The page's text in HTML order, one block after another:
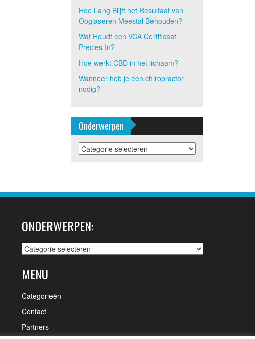
Hoe Lang Blijft het Resultaat van
Ooglaseren Meestal Behouden?
Wat Houdt een VCA Certificaat
Precies In?
Hoe werkt CBD in het lichaam?
Wanneer heb je een chiropractor
nodig?
Onderwerpen
Onderwerpen
ONDERWERPEN:
Onderwerpen:
MENU
Categorieën
Contact
Partners